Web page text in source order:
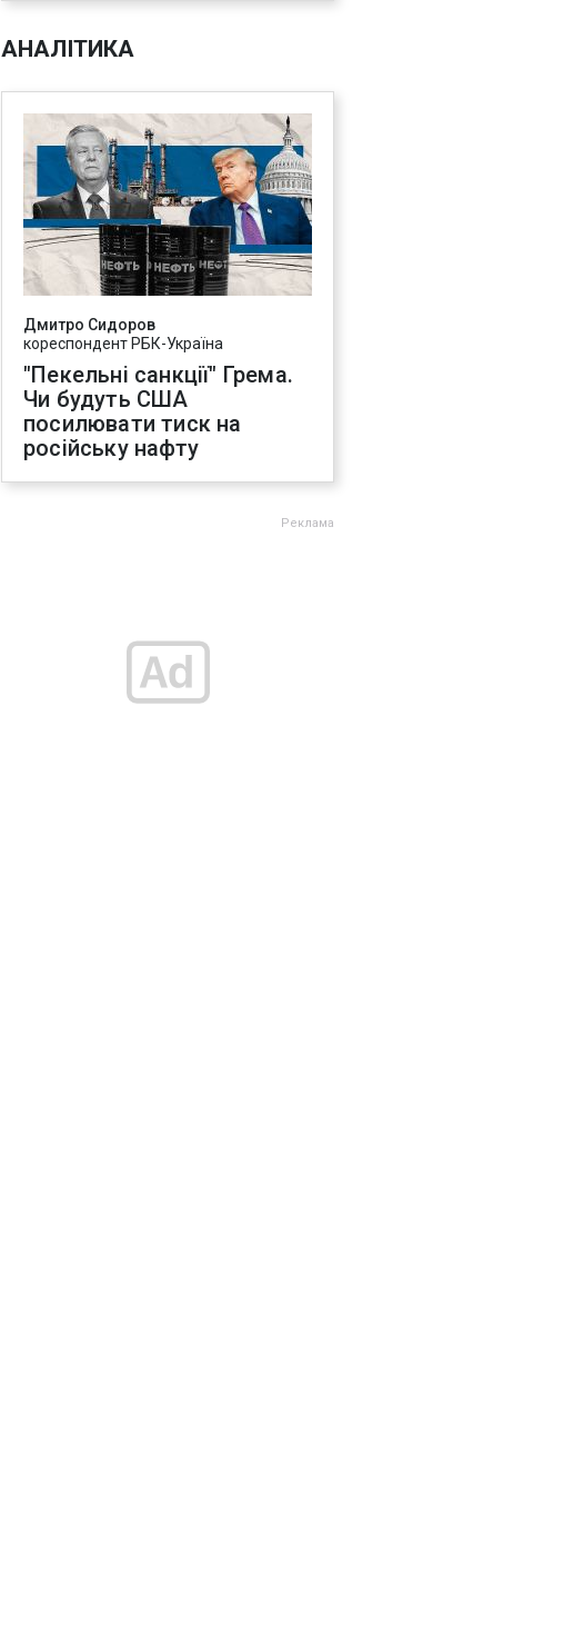
АНАЛІТИКА
Дмитро Сидоров
кореспондент РБК-Україна
"Пекельні санкції" Грема.
Чи будуть США
посилювати тиск на
російську нафту